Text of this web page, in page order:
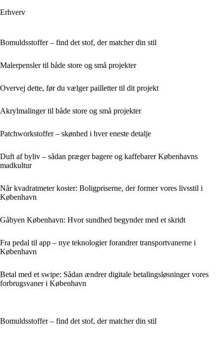
Erhverv
Bomuldsstoffer – find det stof, der matcher din stil
Malerpensler til både store og små projekter
Overvej dette, før du vælger pailletter til dit projekt
Akrylmalinger til både store og små projekter
Patchworkstoffer – skønhed i hver eneste detalje
Duft af byliv – sådan præger bagere og kaffebarer Københavns
madkultur
Når kvadratmeter koster: Boligpriserne, der former vores livsstil i
København
Gåbyen København: Hvor sundhed begynder med et skridt
Fra pedal til app – nye teknologier forandrer transportvanerne i
København
Betal med et swipe: Sådan ændrer digitale betalingsløsninger vores
forbrugsvaner i København
Bomuldsstoffer – find det stof, der matcher din stil